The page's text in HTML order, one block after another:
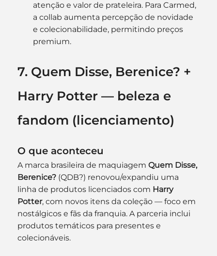
atenção e valor de prateleira. Para Carmed,
a collab aumenta percepção de novidade
e colecionabilidade, permitindo preços
premium.
7. Quem Disse, Berenice? +
Harry Potter — beleza e
fandom (licenciamento)
O que aconteceu
A marca brasileira de maquiagem Quem Disse,
Berenice? (QDB?) renovou/expandiu uma
linha de produtos licenciados com Harry
Potter, com novos itens da coleção — foco em
nostálgicos e fãs da franquia. A parceria inclui
produtos temáticos para presentes e
colecionáveis.